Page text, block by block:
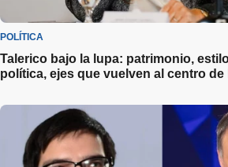
POLÍTICA
Talerico bajo la lupa: patrimonio,
política, ejes que vuelven al centro de